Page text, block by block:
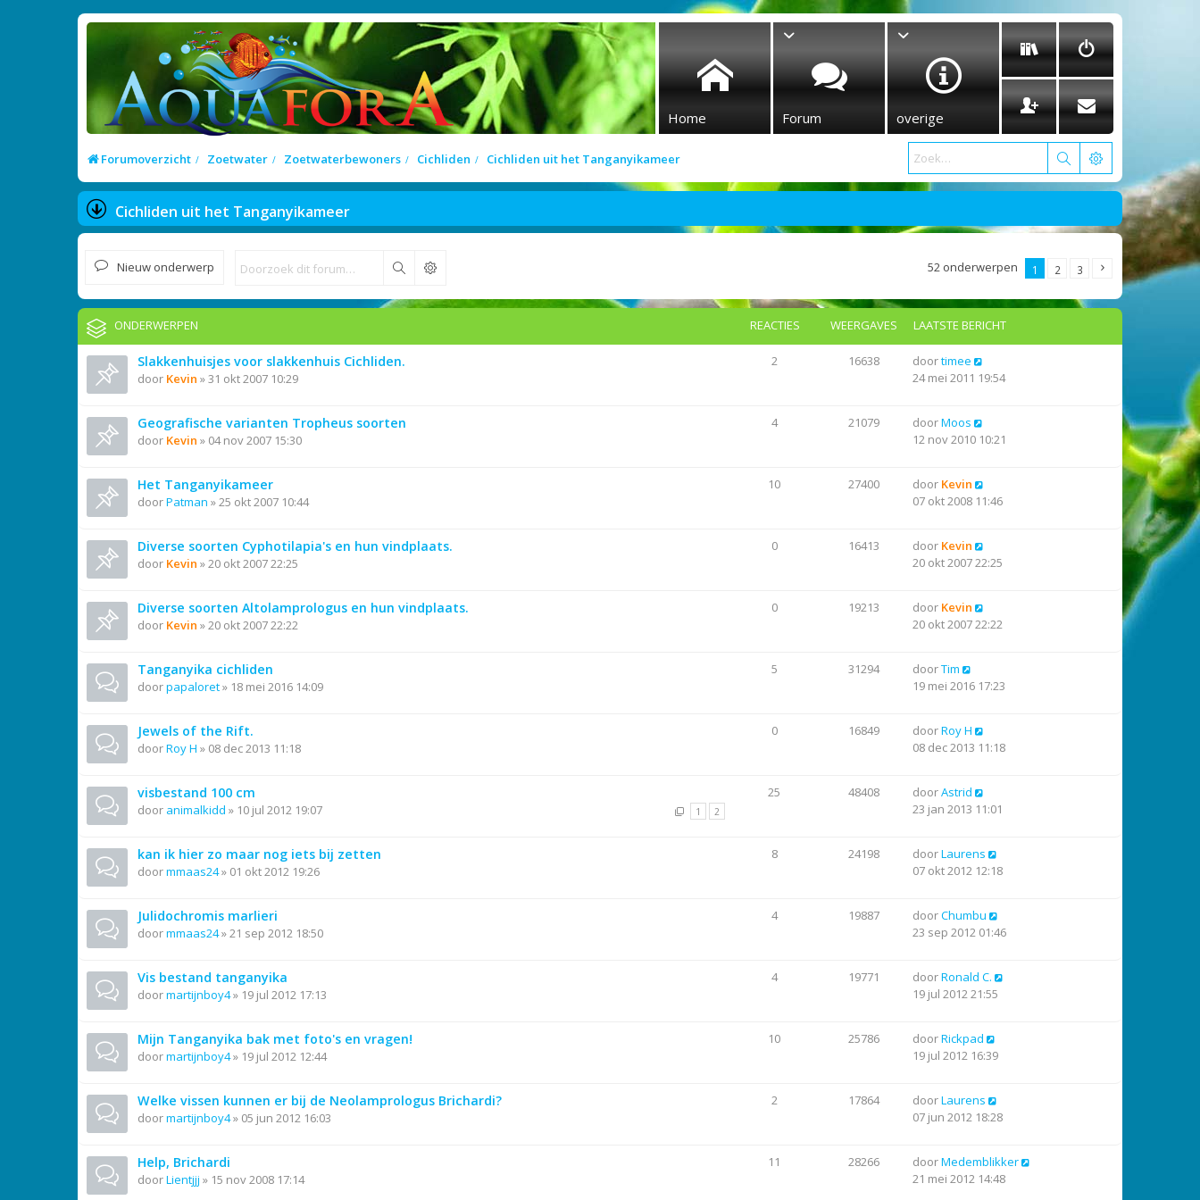
Home Forum overige
Forumoverzicht Zoetwater Zoetwaterbewoners Cichliden Cichliden uit het Tanganyikameer
Cichliden uit het Tanganyikameer
Nieuw onderwerp Zoek 52 onderwerpen 1 2 3
ONDERWERPEN REACTIES WEERGAVES LAATSTE BERICHT
Slakkenhuisjes voor slakkenhuis Cichliden.
door Kevin »31 okt 2007 10:29
2 16638 doortimee
24 mei 2011 19:54
Geografische varianten Tropheus soorten
door Kevin » 04 nov 2007 15:30
4 21079 doorMoos
12 nov 2010 10:21
Het Tanganyikameer
doorPatman »25 okt 2007 10:44
10 27400 door Kevin
07 okt 2008 11:46
Diverse soorten Cyphotilapia's en hun vindplaats.
door Kevin »20 okt 2007 22:25
0 16413 door Kevin
20 okt 2007 22:25
Diverse soorten Altolamprologus en hun vindplaats.
door Kevin »20 okt 2007 22:22
0 19213 door Kevin
20 okt 2007 22:22
Tanganyika cichliden
doorpapaloret» 18 mei 2016 14:09
5 31294 doorTim
19 mei 2016 17:23
Jewels of the Rift.
doorRoy H » 08 dec 2013 11:18
0 16849 doorRoy H
08 dec 2013 11:18
visbestand 100 cm
door animalkidd » 10 jul 2012 19:07 1 2
25 48408 doorAstrid
23 jan 2013 11:01
kan ik hier zo maar nog iets bij zetten
doormmaas24» 01 okt 2012 19:26
8 24198 doorLaurens
07 okt 2012 12:18
Julidochromis marlieri
doormmaas24»21 sep 2012 18:50
4 19887 doorChumbu
23 sep 2012 01:46
Vis bestand tanganyika
doormartijnboy4» 19 jul 2012 17:13
4 19771 doorRonald C.
19 jul 2012 21:55
Mijn Tanganyika bak met foto's en vragen!
doormartijnboy4» 19 jul 2012 12:44
10 25786 doorRickpad
19 jul 2012 16:39
Welke vissen kunnen er bij de Neolamprologus Brichardi?
doormartijnboy4» 05 jun 2012 16:03
2 17864 doorLaurens
07 jun 2012 18:28
Help, Brichardi
doorLientjjj » 15 nov 2008 17:14
11 28266 doorMedemblikker
21 mei 2012 14:48